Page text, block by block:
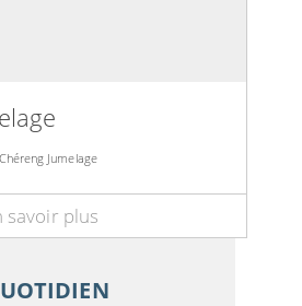
Chéreng Jumelage
savoir plus